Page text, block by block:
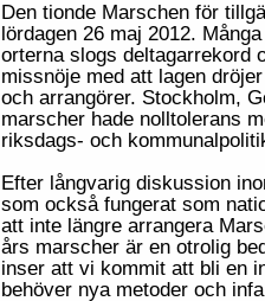
Den tionde Marschen för
lördagen 26 maj 2012.
orterna slogs deltagarrekord
missnöje med att lagen
och arrangörer. Stockholm,
marscher hade nolltolerans
riksdags- och
Efter långvarig diskussion
som också fungerat som
att inte längre arrangera
års marscher är en otrolig
inser att vi kommit att bli en
behöver nya metoder och